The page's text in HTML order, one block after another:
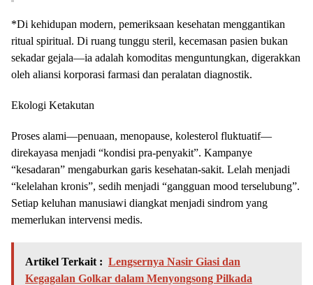
*Di kehidupan modern, pemeriksaan kesehatan menggantikan
ritual spiritual. Di ruang tunggu steril, kecemasan pasien bukan
sekadar gejala—ia adalah komoditas menguntungkan, digerakkan
oleh aliansi korporasi farmasi dan peralatan diagnostik.
Ekologi Ketakutan
Proses alami—penuaan, menopause, kolesterol fluktuatif—
direkayasa menjadi “kondisi pra-penyakit”. Kampanye
“kesadaran” mengaburkan garis kesehatan-sakit. Lelah menjadi
“kelelahan kronis”, sedih menjadi “gangguan mood terselubung”.
Setiap keluhan manusiawi diangkat menjadi sindrom yang
memerlukan intervensi medis.
Artikel Terkait : Lengsernya Nasir Giasi dan
Kegagalan Golkar dalam Menyongsong Pilkada